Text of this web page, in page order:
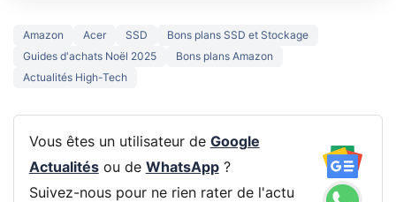
Amazon Acer SSD
Bons plans SSD et Stockage
Guides d'achats Noël 2025
Bons plans Amazon
Actualités High-Tech
Vous êtes un utilisateur de Google
Actualitésou de WhatsApp?
Suivez-nous pour ne rien rater de l'actu